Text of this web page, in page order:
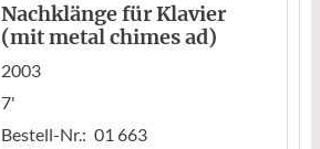
Nachklänge für Klavier
(mit metal chimes ad)
2003
7'
Bestell-Nr.: 01 663